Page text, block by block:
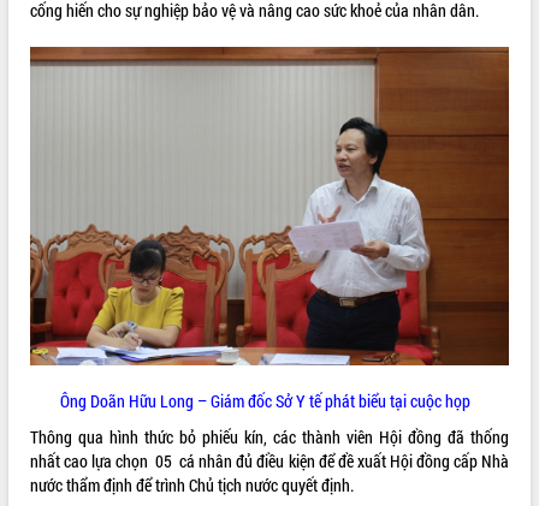
VIDEO
Trailer Lễ hội Sầu riêng Đắk Lắk năm
2026
Khám bệnh, cấp phát thuốc miễn phí
Hội nghị UBND tỉnh Đắk Lắk thường kỳ
tháng 7/2026
Lễ truy tặng danh hiệu “Bà Mẹ Việt
Nam Anh hùng” và trao Huân chương
ALBUM ẢNH
cống hiến cho sự nghiệp bảo vệ và nâng cao sức khoẻ của nhân dân.
Ông Doãn Hữu Long – Giám đốc Sở Y tế phát biểu tại cuộc họp
Thông qua hình thức bỏ phiếu kín, các thành viên Hội đồng đã thống
nhất cao lựa chọn 05 cá nhân đủ điều kiện để đề xuất Hội đồng cấp Nhà
nước thẩm định để trình Chủ tịch nước quyết định.